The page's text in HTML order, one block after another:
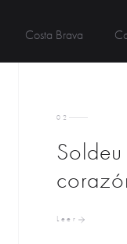
Costa Brava
02
Leer